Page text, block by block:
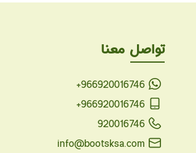
تواصل معنا
+966920016746
+966920016746
920016746
info@bootsksa.com